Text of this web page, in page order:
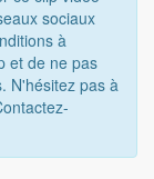
sociaux
à
et de ne pas
N'hésitez pas à